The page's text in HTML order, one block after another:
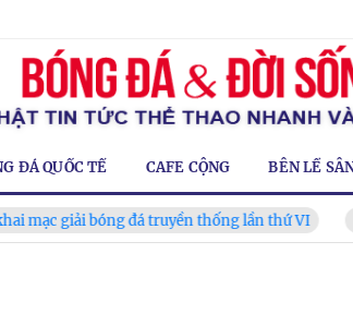
ĐÁ QUỐC TẾ CAFE CỘNG BÊN LỀ
bóng đá truyền thống lần thứ VI HLV